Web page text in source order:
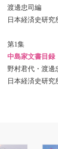
渡邊忠司編
日本経済史研
第1集
中島家文書目録
野村君代・渡邊
日本経済史研